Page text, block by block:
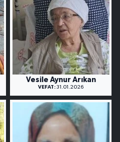
Vesile Aynur Arıkan
VEFAT: 31.01.2026